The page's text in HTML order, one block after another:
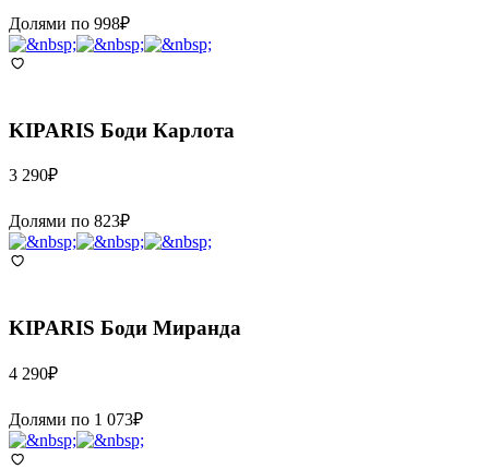
Долями по 998₽
KIPARIS Боди Карлота
3 290₽
Долями по 823₽
KIPARIS Боди Миранда
4 290₽
Долями по 1 073₽